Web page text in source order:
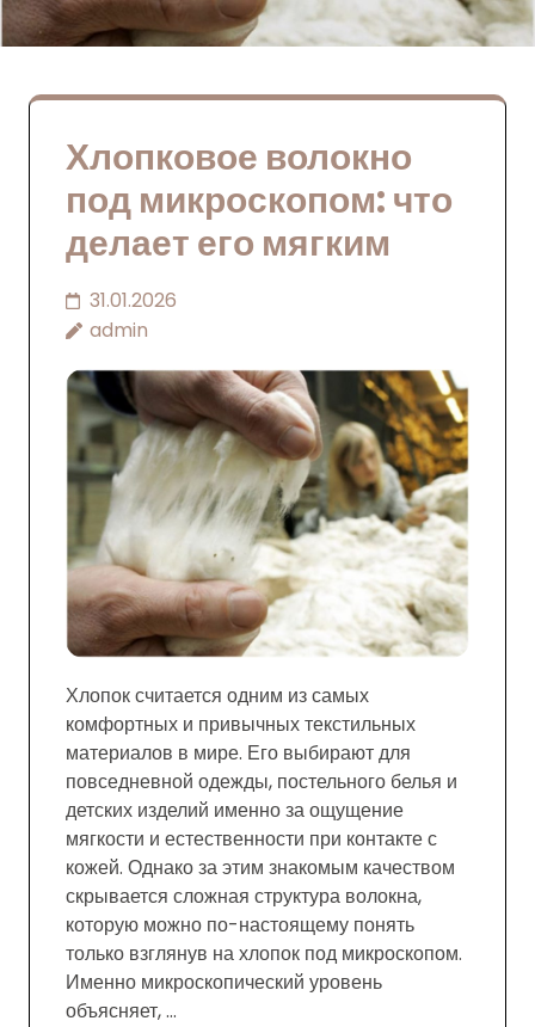
Хлопковое волокно
под микроскопом: что
делает его мягким
31.01.2026
admin
Хлопок считается одним из самых
комфортных и привычных текстильных
материалов в мире. Его выбирают для
повседневной одежды, постельного белья и
детских изделий именно за ощущение
мягкости и естественности при контакте с
кожей. Однако за этим знакомым качеством
скрывается сложная структура волокна,
которую можно по-настоящему понять
только взглянув на хлопок под микроскопом.
Именно микроскопический уровень
объясняет, …